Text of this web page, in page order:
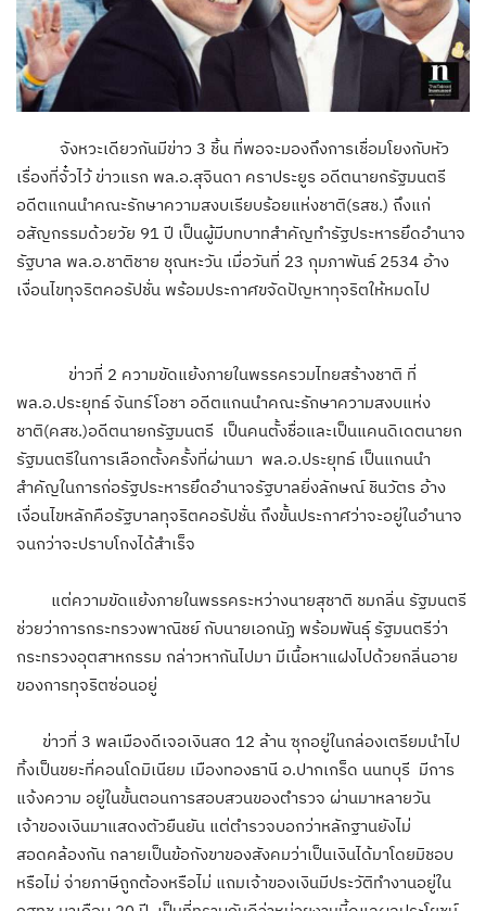
จังหวะเดียวกันมีข่าว 3 ชิ้น ที่พอจะมองถึงการเชื่อมโยงกับหัว
เรื่องที่จั๋วไว้ ข่าวแรก พล.อ.สุจินดา คราประยูร อดีตนายกรัฐมนตรี
อดีตแกนนำคณะรักษาความสงบเรียบร้อยแห่งชาติ(รสช.) ถึงแก่
อสัญกรรมด้วยวัย 91 ปี เป็นผู้มีบทบาทสำคัญทำรัฐประหารยึดอำนาจ
รัฐบาล พล.อ.ชาติชาย ชุณหะวัน เมื่อวันที่ 23 กุมภาพันธ์ 2534 อ้าง
เงื่อนไขทุจริตคอรัปชั่น พร้อมประกาศขจัดปัญหาทุจริตให้หมดไป
ข่าวที่ 2 ความขัดแย้งภายในพรรครวมไทยสร้างชาติ ที่
พล.อ.ประยุทธ์ จันทร์โอชา อดีตแกนนำคณะรักษาความสงบแห่ง
ชาติ(คสช.)อดีตนายกรัฐมนตรี เป็นคนตั้งชื่อและเป็นแคนดิเดตนายก
รัฐมนตรีในการเลือกตั้งครั้งที่ผ่านมา พล.อ.ประยุทธ์ เป็นแกนนำ
สำคัญในการก่อรัฐประหารยึดอำนาจรัฐบาลยิ่งลักษณ์ ชินวัตร อ้าง
เงื่อนไขหลักคือรัฐบาลทุจริตคอรัปชั่น ถึงขั้นประกาศว่าจะอยู่ในอำนาจ
จนกว่าจะปราบโกงได้สำเร็จ
แต่ความขัดแย้งภายในพรรคระหว่างนายสุชาติ ชมกลิ่น รัฐมนตรี
ช่วยว่าการกระทรวงพาณิชย์ กับนายเอกนัฏ พร้อมพันธุ์ รัฐมนตรีว่า
กระทรวงอุตสาหกรรม กล่าวหากันไปมา มีเนื้อหาแฝงไปด้วยกลิ่นอาย
ของการทุจริตซ่อนอยู่
ข่าวที่ 3 พลเมืองดีเจอเงินสด 12 ล้าน ซุกอยู่ในกล่องเตรียมนำไป
ทิ้งเป็นขยะที่คอนโดมิเนียม เมืองทองธานี อ.ปากเกร็ด นนทบุรี มีการ
แจ้งความ อยู่ในขั้นตอนการสอบสวนของตำรวจ ผ่านมาหลายวัน
เจ้าของเงินมาแสดงตัวยืนยัน แต่ตำรวจบอกว่าหลักฐานยังไม่
สอดคล้องกัน กลายเป็นข้อกังขาของสังคมว่าเป็นเงินได้มาโดยมิชอบ
หรือไม่ จ่ายภาษีถูกต้องหรือไม่ แถมเจ้าของเงินมีประวัติทำงานอยู่ใน